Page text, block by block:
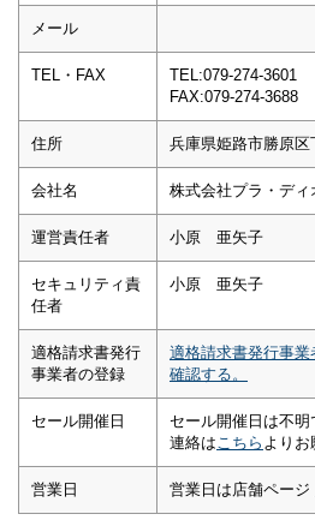
メール
TEL・FAX
TEL:079-274-3601
FAX:079-274-3688
住所 兵庫県姫路市勝原区
会社名 株式会社プラ・ディ
運営責任者 小原 亜矢子
セキュリティ責
任者
小原 亜矢子
適格請求書発行
事業者の登録
適格請求書発行事業
確認する。
セール開催日
セール開催日は不
連絡は こちら よりお
営業日 営業日は店舗ページ